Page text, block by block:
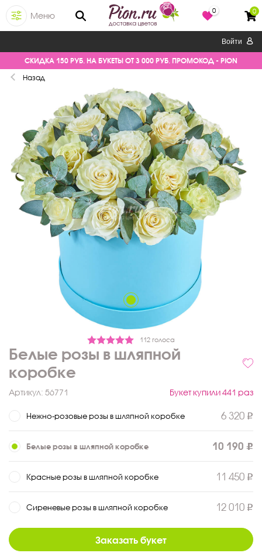
Меню
0 0
Войти
СКИДКА 150 РУБ. НА БУКЕТЫ ОТ 3 000 РУБ. ПРОМОКОД - PION
Назад
112 голоса
Белые розы в шляпной
коробке
Артикул: 56771 Букет купили 441 раз
Нежно-розовые розы в шляпной коробке 6 320
Белые розы в шляпной коробке 10 190
Красные розы в шляпной коробке 11 450
Сиреневые розы в шляпной коробке 12 010
Заказать букет